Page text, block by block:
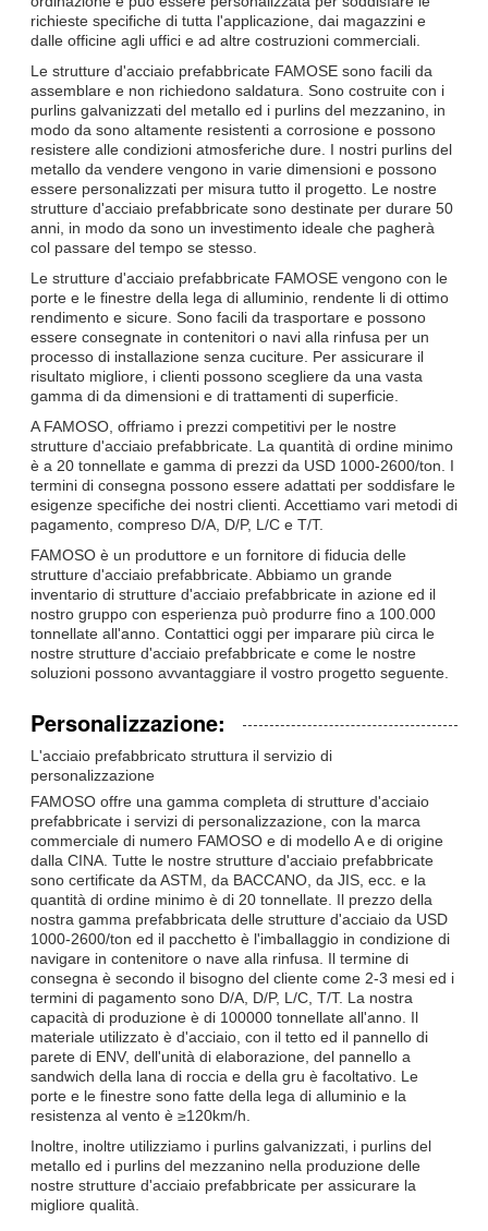
richieste specifiche di tutta l'applicazione, dai magazzini e
dalle officine agli uffici e ad altre costruzioni commerciali.
Le strutture d'acciaio prefabbricate FAMOSE sono facili da
assemblare e non richiedono saldatura. Sono costruite con i
purlins galvanizzati del metallo ed i purlins del mezzanino, in
modo da sono altamente resistenti a corrosione e possono
resistere alle condizioni atmosferiche dure. I nostri purlins del
metallo da vendere vengono in varie dimensioni e possono
essere personalizzati per misura tutto il progetto. Le nostre
strutture d'acciaio prefabbricate sono destinate per durare 50
anni, in modo da sono un investimento ideale che pagherà
col passare del tempo se stesso.
Le strutture d'acciaio prefabbricate FAMOSE vengono con le
porte e le finestre della lega di alluminio, rendente li di ottimo
rendimento e sicure. Sono facili da trasportare e possono
essere consegnate in contenitori o navi alla rinfusa per un
processo di installazione senza cuciture. Per assicurare il
risultato migliore, i clienti possono scegliere da una vasta
gamma di da dimensioni e di trattamenti di superficie.
A FAMOSO, offriamo i prezzi competitivi per le nostre
strutture d'acciaio prefabbricate. La quantità di ordine minimo
è a 20 tonnellate e gamma di prezzi da USD 1000-2600/ton. I
termini di consegna possono essere adattati per soddisfare le
esigenze specifiche dei nostri clienti. Accettiamo vari metodi di
pagamento, compreso D/A, D/P, L/C e T/T.
FAMOSO è un produttore e un fornitore di fiducia delle
strutture d'acciaio prefabbricate. Abbiamo un grande
inventario di strutture d'acciaio prefabbricate in azione ed il
nostro gruppo con esperienza può produrre fino a 100.000
tonnellate all'anno. Contattici oggi per imparare più circa le
nostre strutture d'acciaio prefabbricate e come le nostre
soluzioni possono avvantaggiare il vostro progetto seguente.
Personalizzazione:
L'acciaio prefabbricato struttura il servizio di
personalizzazione
FAMOSO offre una gamma completa di strutture d'acciaio
prefabbricate i servizi di personalizzazione, con la marca
commerciale di numero FAMOSO e di modello A e di origine
dalla CINA. Tutte le nostre strutture d'acciaio prefabbricate
sono certificate da ASTM, da BACCANO, da JIS, ecc. e la
quantità di ordine minimo è di 20 tonnellate. Il prezzo della
nostra gamma prefabbricata delle strutture d'acciaio da USD
1000-2600/ton ed il pacchetto è l'imballaggio in condizione di
navigare in contenitore o nave alla rinfusa. Il termine di
consegna è secondo il bisogno del cliente come 2-3 mesi ed i
termini di pagamento sono D/A, D/P, L/C, T/T. La nostra
capacità di produzione è di 100000 tonnellate all'anno. Il
materiale utilizzato è d'acciaio, con il tetto ed il pannello di
parete di ENV, dell'unità di elaborazione, del pannello a
sandwich della lana di roccia e della gru è facoltativo. Le
porte e le finestre sono fatte della lega di alluminio e la
resistenza al vento è ≥120km/h.
Inoltre, inoltre utilizziamo i purlins galvanizzati, i purlins del
metallo ed i purlins del mezzanino nella produzione delle
nostre strutture d'acciaio prefabbricate per assicurare la
migliore qualità.